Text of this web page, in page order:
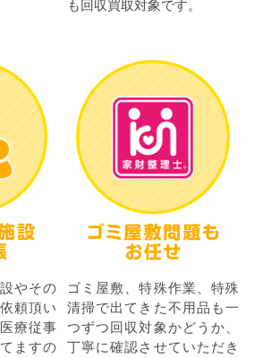
も回収買取対象です。
やその
頼頂い
療従事
ますの
ゴミ屋敷、特殊作業、特殊
清掃で出てきた不用品も一
つずつ回収対象かどうか、
丁寧に確認させていただき